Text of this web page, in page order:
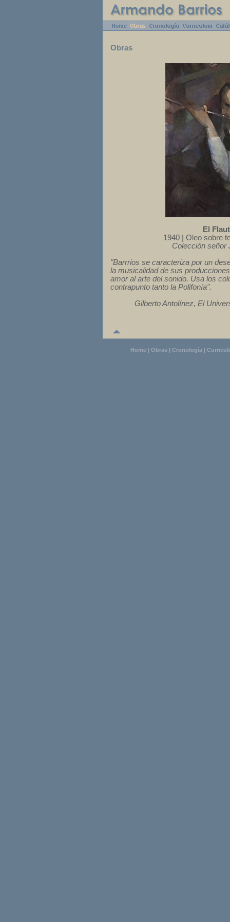
Obras
El
1940 | Oleo sobre
Colección señor
"Barrrios se caracteriza por un
la musicalidad de sus
amor al arte del sonido. Usa los
contrapunto tanto la Polifonía".
Gilberto Antolínez, El
Home | Obras | Cronología |